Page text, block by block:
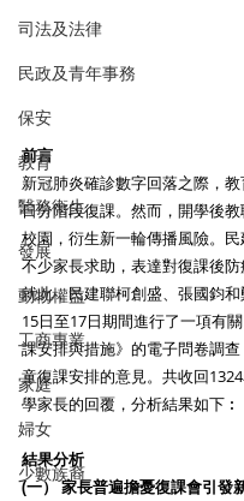
司法及法律
民政及青年事務
保安
教育
醫務衛生
發展
動物權益
工商專業
家庭
婦女
少數族裔
前言
新冠肺炎確診數字回落之際，
日分階段復課。然而，開學後
校園，衍生新一輪傳播風險。
不少家長求助，表達對復課後防
就此，民建聯柯創盛、張國鈞
15日至17日期間進行了一項有
課安排與措施》的電子問卷調
童復課安排的意見。共收回
學家長的回覆，分析結果如下︰
結果分析
(一） 家長普遍擔憂復課會引發